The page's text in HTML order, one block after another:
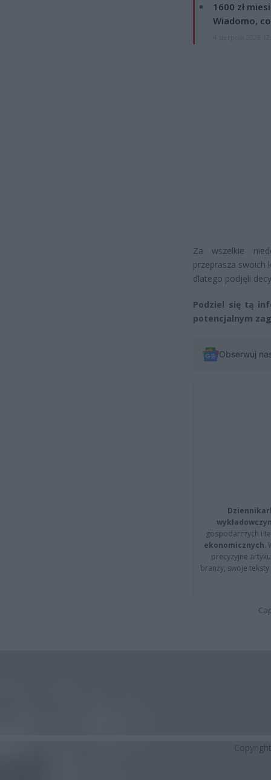
1600 zł
Wiadomo,
Za wszelkie
przeprasza swoich
dlatego podjęli
Podziel się tą
potencjalnym
Obserwuj
gospodarczych i
ekonomicznych.
precyzyjne
branży, swoje